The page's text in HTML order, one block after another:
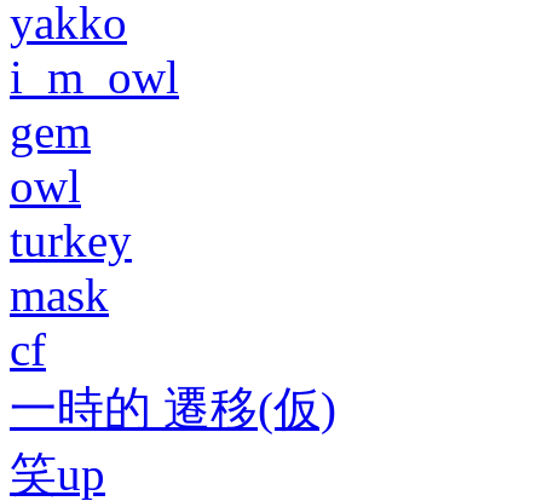
yakko
i_m_owl
gem
owl
turkey
mask
cf
一時的 遷移(仮)
笑up